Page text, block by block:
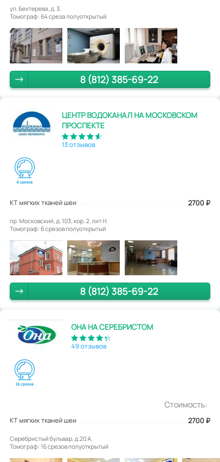
ул. Бехтерева, д. 3.
Томограф: 64 среза полуоткрытый
8 (812) 385-69-22
ЦЕНТР ВОДОКАНАЛ НА МОСКОВСКОМ
ПРОСПЕКТЕ
13 отзывов
КТ мягких тканей шеи 2700 ₽
пр. Московский, д. 103, кор. 2, лит Н.
Томограф: 6 срезов полуоткрытый
8 (812) 385-69-22
ОНА НА СЕРЕБРИСТОМ
49 отзывов
Стоимость:
КТ мягких тканей шеи 2700 ₽
Серебристый бульвар, д.20 А.
Томограф: 16 срезов полуоткрытый